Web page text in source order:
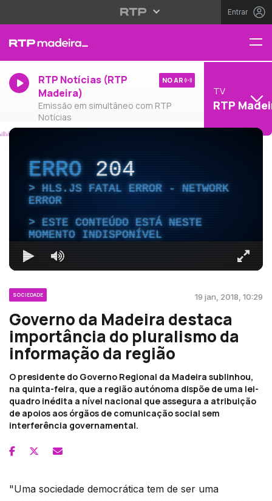
Entrar
RTP Notícias (RTP
Madeira)
Emissão em simultâneo com RTP
Notícias
NO AR
TV
RTP
ERRO204
HLS.JS FATAL ERROR - NETWORK
ERROR
ESTE CONTEÚDO ESTÁ NESTE
MOMENTO INDISPONÍVEL
SOCIEDADE 19 jan, 2018, 10:29
Governo da Madeira destaca
importância do pluralismo da
informação da região
O presidente do Governo Regional da Madeira sublinhou,
na quinta-feira, que a região autónoma dispõe de uma lei-
quadro inédita a nível nacional que assegura a atribuição
de apoios aos órgãos de comunicação social sem
interferência governamental.
"Uma sociedade democrática tem de ser uma